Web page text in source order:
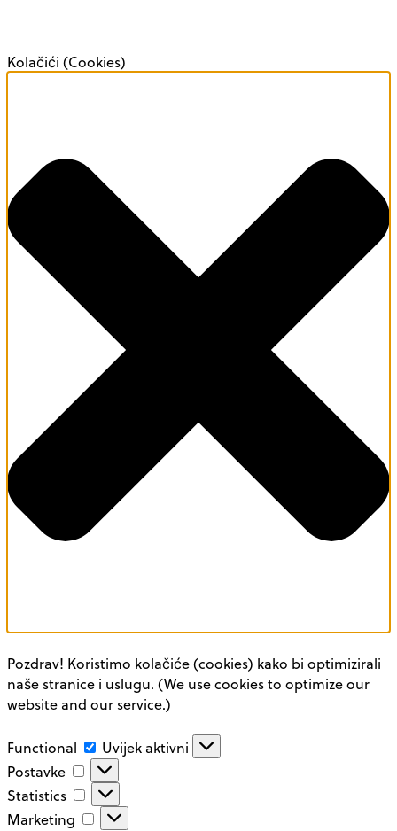
Kolačići (Cookies)
Pozdrav! Koristimo kolačiće (cookies) kako bi optimizirali
naše stranice i uslugu. (We use cookies to optimize our
website and our service.)
Functional Functional
Uvijek aktivni
Postavke
Postavke
Statistics Statistics
Marketing Marketing